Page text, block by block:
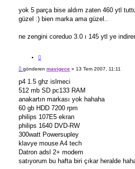
yok 5 parça bise aldım zaten 460 ytl
güzel :) bien marka ama güzel..
ne zengini coreduo 3.0 ı 145 ytl ye
ı
n
t
ı
M
s
j
gönderen mavigece » 13 Tem 2007, 11:11
p4 1.5 ghz islmeci
512 mb SD pc133 RAM
anakartın markası yok hahaha
60 gb HDD 7200 rpm
philips 107E5 ekran
philips 1640 DVD-RW
300watt Powersupley
klavye mouse A4 tech
Datron adsl 2+ modem
satıyorum bu hafta biri çıkar heralde